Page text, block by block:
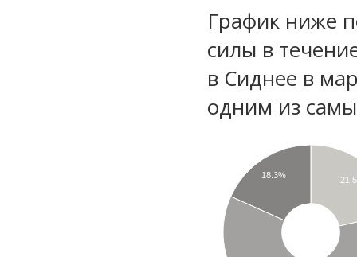
График ниже
силы в
в Сиднее в
одним из
18.3%